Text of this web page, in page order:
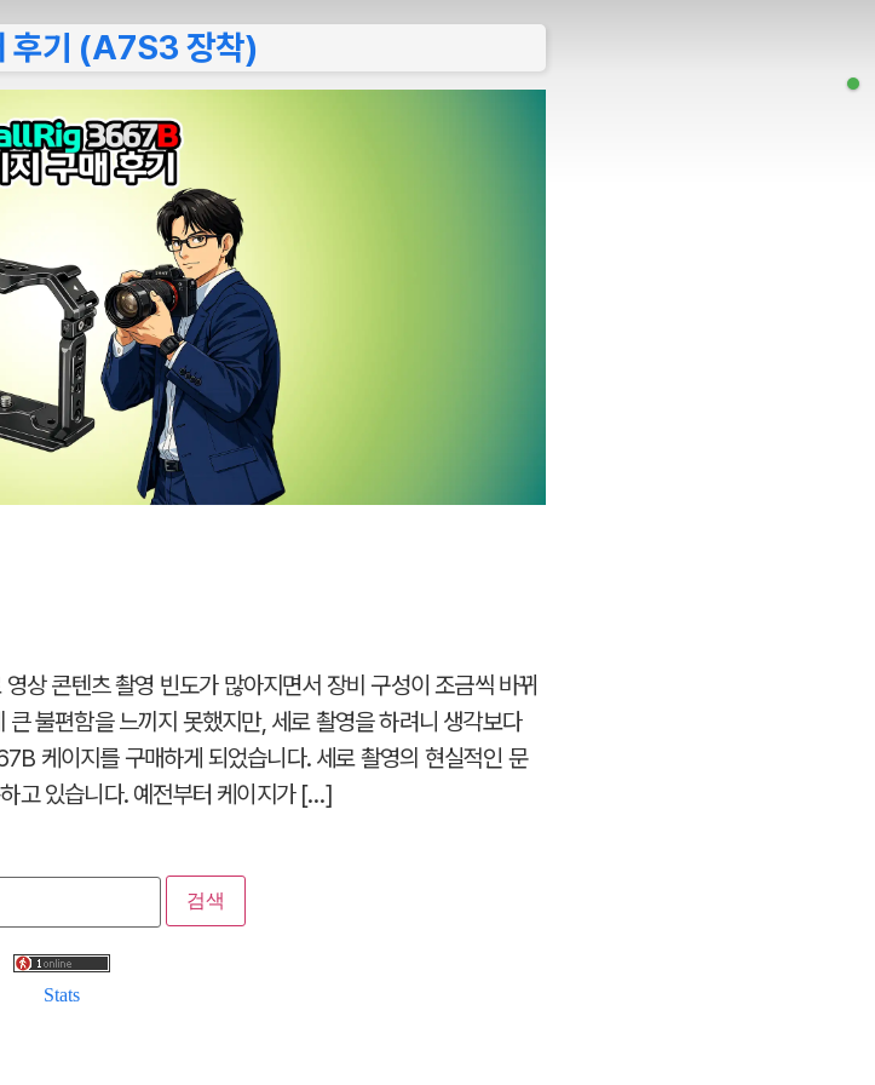
기 (A7S3 장착)
상 콘텐츠 촬영 빈도가 많아지면서 장비 구성이 조금씩 바뀌
불편함을 느끼지 못했지만, 세로 촬영을 하려니 생각보다
케이지를 구매하게 되었습니다. 세로 촬영의 현실적인 문
고 있습니다. 예전부터 케이지가 […]
Stats